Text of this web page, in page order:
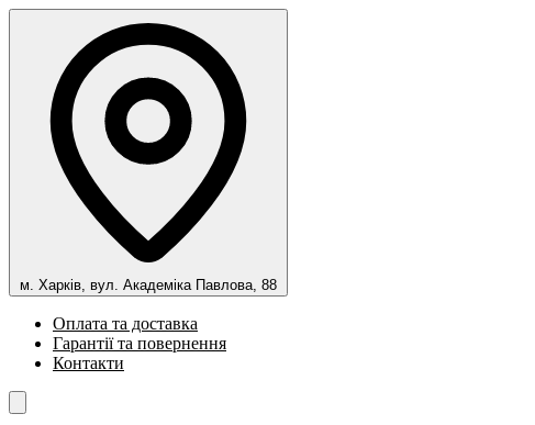
м. Харків, вул. Академіка Павлова, 88
Оплата та доставка
Гарантії та повернення
Контакти